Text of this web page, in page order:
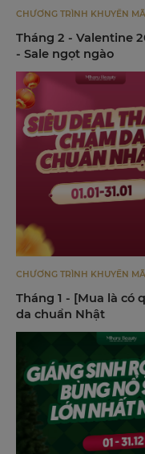
CHƯƠNG TRÌNH KHUYẾN
Tháng 2 - Valentine
- Sale ngọt ngào
CHƯƠNG TRÌNH KHUYẾN
Tháng 1 - [Mua là có quà] Siêu sale deal tháng - Chăm
da chuẩn Nhật